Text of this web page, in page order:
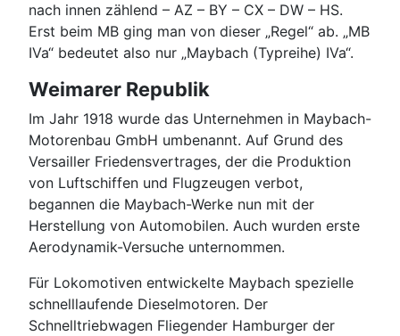
nach innen zählend – AZ – BY – CX – DW – HS.
Erst beim MB ging man von dieser „Regel“ ab. „MB
IVa“ bedeutet also nur „Maybach (Typreihe) IVa“.
Weimarer Republik
Im Jahr 1918 wurde das Unternehmen in Maybach-
Motorenbau GmbH umbenannt. Auf Grund des
Versailler Friedensvertrages, der die Produktion
von Luftschiffen und Flugzeugen verbot,
begannen die Maybach-Werke nun mit der
Herstellung von Automobilen. Auch wurden erste
Aerodynamik-Versuche unternommen.
Für Lokomotiven entwickelte Maybach spezielle
schnelllaufende Dieselmotoren. Der
Schnelltriebwagen Fliegender Hamburger der